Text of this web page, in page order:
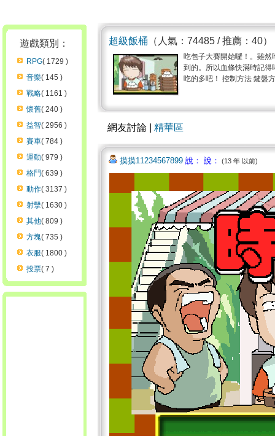
遊戲類別：
RPG( 1729 )
音樂( 145 )
戰略( 1161 )
懷舊( 240 )
益智( 2956 )
賽車( 784 )
運動( 979 )
格鬥( 639 )
動作( 3137 )
射擊( 1630 )
其他( 809 )
方塊( 735 )
衣服( 1800 )
投票( 7 )
超級飯桶 （人氣：74485 / 推薦：40）
吃包子大賽開始囉！。雖
到的。所以血條快滿時記
吃的多吧！ 控制方法 鍵盤
網友討論 | 精華區
摸摸11234567899 說： 說： (13 年 以前)